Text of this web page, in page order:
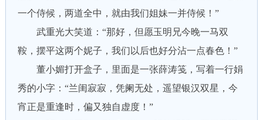
一个侍候，两道全中，就由我们姐妹一并侍候！”
武重光大笑道：“那好，但愿玉明兄今晚一马双
鞍，摆平这两个妮子，我们以后也好分沾一点春色！”
董小媚打开盒子，里面是一张薛涛笺，写着一行娟
秀的小字：“兰闺寂寂，凭阑无处，遥望银汉双星，今
宵正是重逢时，偏又独自虚度！”